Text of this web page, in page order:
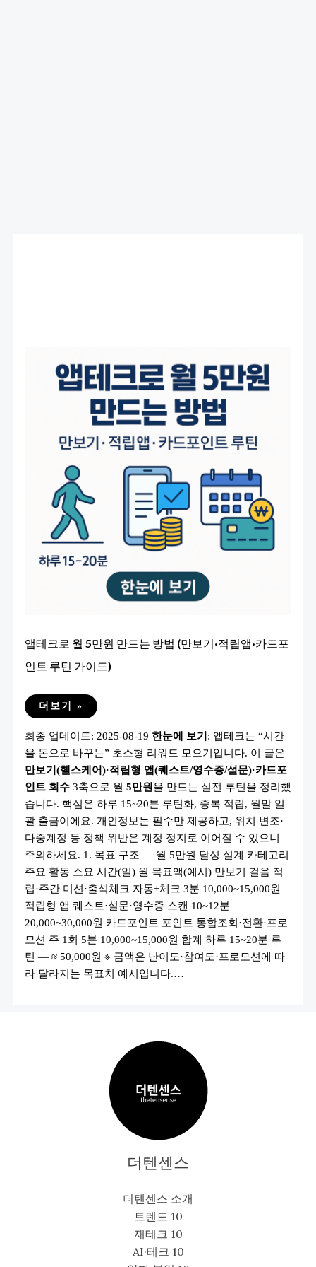
앱테크로 월 5만원 만드는 방법 (만보기·적립앱·카드포
인트 루틴 가이드)
앱
로
월
5
만
원
만
드
는
방
법
(만
보
기
적
립
앱
·
카
드
포
인
틴
더보기 »
최종 업데이트: 2025-08-19 한눈에 보기: 앱테크는 “시간
을 돈으로 바꾸는” 초소형 리워드 모으기입니다. 이 글은
만보기(헬스케어)·적립형 앱(퀘스트/영수증/설문)·카드포
인트 회수3축으로 월 5만원을 만드는 실전 루틴을 정리했
습니다. 핵심은 하루 15~20분 루틴화, 중복 적립, 월말 일
괄 출금이에요. 개인정보는 필수만 제공하고, 위치 변조·
다중계정 등 정책 위반은 계정 정지로 이어질 수 있으니
주의하세요. 1. 목표 구조 — 월 5만원 달성 설계 카테고리
주요 활동 소요 시간(일) 월 목표액(예시) 만보기 걸음 적
립·주간 미션·출석체크 자동+체크 3분 10,000~15,000원
적립형 앱 퀘스트·설문·영수증 스캔 10~12분
20,000~30,000원 카드포인트 포인트 통합조회·전환·프로
모션 주 1회 5분 10,000~15,000원 합계 하루 15~20분 루
틴 — ≈ 50,000원 ※ 금액은 난이도·참여도·프로모션에 따
라 달라지는 목표치 예시입니다.…
더텐센스
더텐센스 소개
트렌드 10
재테크 10
AI·테크 10